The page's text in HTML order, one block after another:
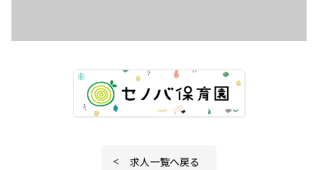
求人一覧へ戻る